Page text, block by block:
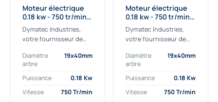
Moteur électrique
0.18 kw - 750 tr/min -
230/400V - IE2
Dymatec Industries,
votre fournisseur de
kw. Dymatec Industries
vous propose le moteur
électrique 0.18 kw, un
qualité Gamak...
Diamètre
arbre
19x40mm
Puissance
0.18 Kw
Vitesse
750 Tr/min
Moteur électrique
0.18 kw - 750 tr/min -
230/400V - IE3
Dymatec Industries,
votre fournisseur de
kw. Dymatec Industries
vous propose le moteur
électrique 0.18 kw, un
moteur de qualité...
Diamètre
arbre
19x40mm
Puissance
0.18 Kw
Vitesse
750 Tr/min